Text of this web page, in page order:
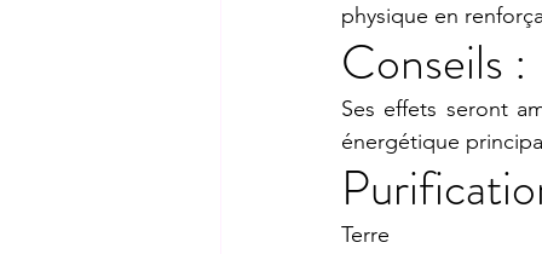
physique en
Conseils :
Ses effets seront
énergétique
Terre